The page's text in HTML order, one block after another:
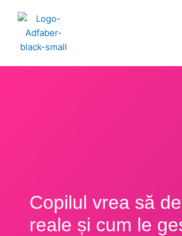
content
Copilul vrea să
reale și cum le